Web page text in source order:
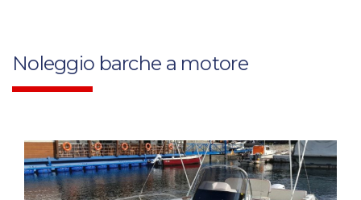
Noleggio barche a motore